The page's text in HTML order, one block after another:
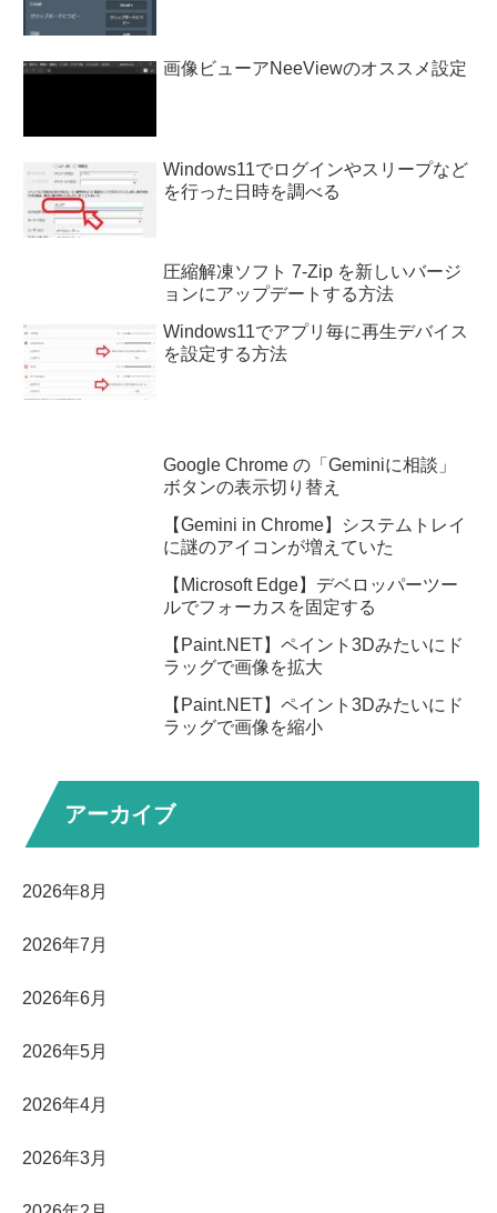
画像ビューアNeeViewのオススメ設定
Windows11でログインやスリープなど
を行った日時を調べる
圧縮解凍ソフト 7-Zip を新しいバージ
ョンにアップデートする方法
Windows11でアプリ毎に再生デバイス
を設定する方法
Google Chrome の「Geminiに相談」
ボタンの表示切り替え
【Gemini in Chrome】システムトレイ
に謎のアイコンが増えていた
【Microsoft Edge】デベロッパーツー
ルでフォーカスを固定する
【Paint.NET】ペイント3Dみたいにド
ラッグで画像を拡大
【Paint.NET】ペイント3Dみたいにド
ラッグで画像を縮小
アーカイブ
2026年8月
2026年7月
2026年6月
2026年5月
2026年4月
2026年3月